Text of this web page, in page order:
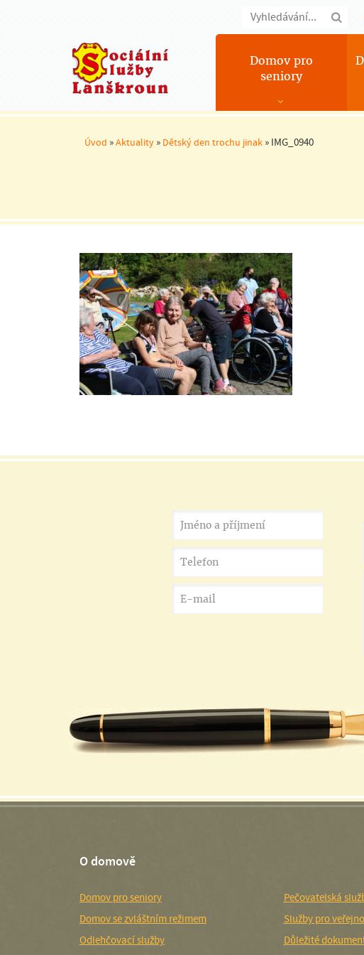
Domov pro
seniory
Úvod »Aktuality » Dětský den trochu jinak » IMG_0940
O domově
Domov pro seniory
Domov se zvláštním režimem
Odlehčovací služby
Pečovatelská
Služby pro
Důležité